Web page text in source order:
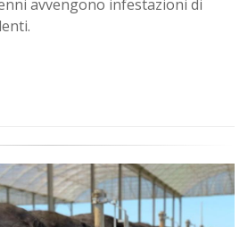
avvengono infestazioni di